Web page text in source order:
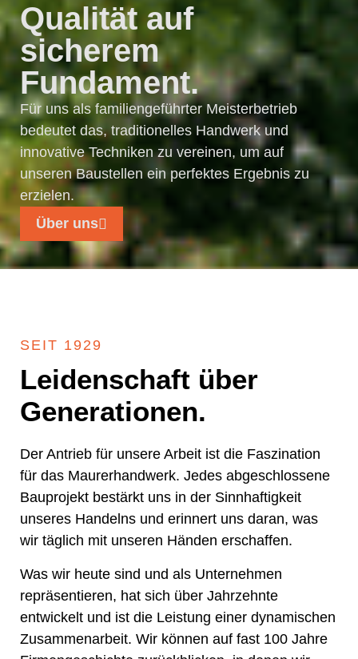
Qualität auf
sicherem
Fundament.
Für uns als familiengeführter Meisterbetrieb
bedeutet das, traditionelles Handwerk und
innovative Techniken zu vereinen, um auf
unseren Baustellen ein perfektes Ergebnis zu
erzielen.
Über uns
SEIT 1929
Leidenschaft über
Gene­rationen.
Der Antrieb für unsere Arbeit ist die Faszination
für das Maurerhandwerk. Jedes abgeschlossene
Bauprojekt bestärkt uns in der Sinnhaftigkeit
unseres Handelns und erinnert uns daran, was
wir täglich mit unseren Händen erschaffen.
Was wir heute sind und als Unternehmen
repräsentieren, hat sich über Jahrzehnte
entwickelt und ist die Leistung einer dynamischen
Zusammenarbeit. Wir können auf fast 100 Jahre